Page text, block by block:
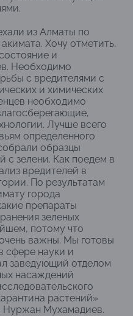
из Алматы по
Хочу отметить,
и
Необходимо
с вредителями с
и химических
необходимо
Лучше всего
определенного
образцы
с зелени. Как поедем в
вредителей в
По результатам
города
препараты
зеленых
потому что
важны. Мы готовы
сфере науки и
заведующий отделом
насаждений
растений»
Мухамадиев.